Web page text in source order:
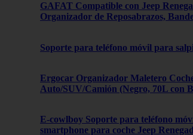
GAFAT Compatible con Jeep
Organizador de Reposabrazos,
Soporte para teléfono móvil para
Ergocar Organizador Maletero
Auto/SUV/Camión (Negro, 70L con
E-cowlboy Soporte para teléfono
smartphone para coche Jeep